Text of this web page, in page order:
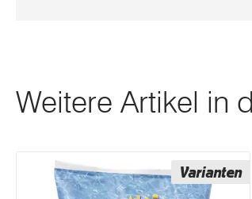
Weitere Artikel in
Varianten